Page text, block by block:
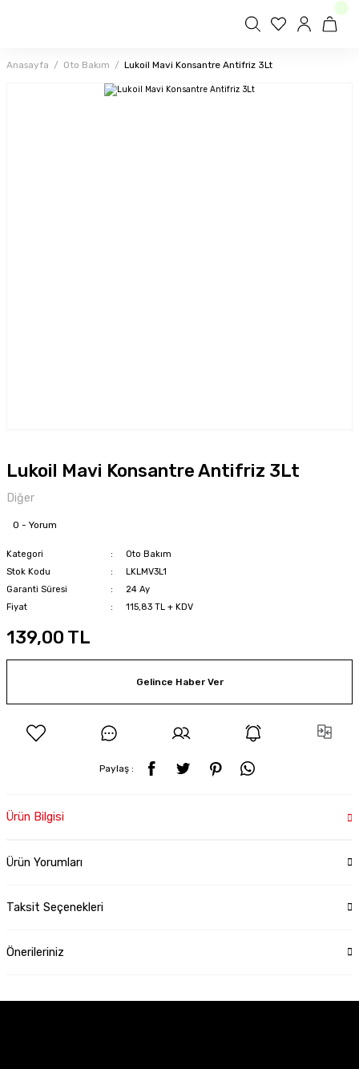
Anasayfa Oto Bakım Lukoil Mavi Konsantre Antifriz 3Lt
Lukoil Mavi Konsantre Antifriz 3Lt
Diğer
0 - Yorum
Kategori
Oto Bakım
Stok Kodu
LKLMV3L1
Garanti Süresi
24 Ay
Fiyat
115,83 TL + KDV
139,00 TL
Gelince Haber Ver
Paylaş :
Ürün Bilgisi
Ürün Yorumları
Taksit Seçenekleri
Önerileriniz